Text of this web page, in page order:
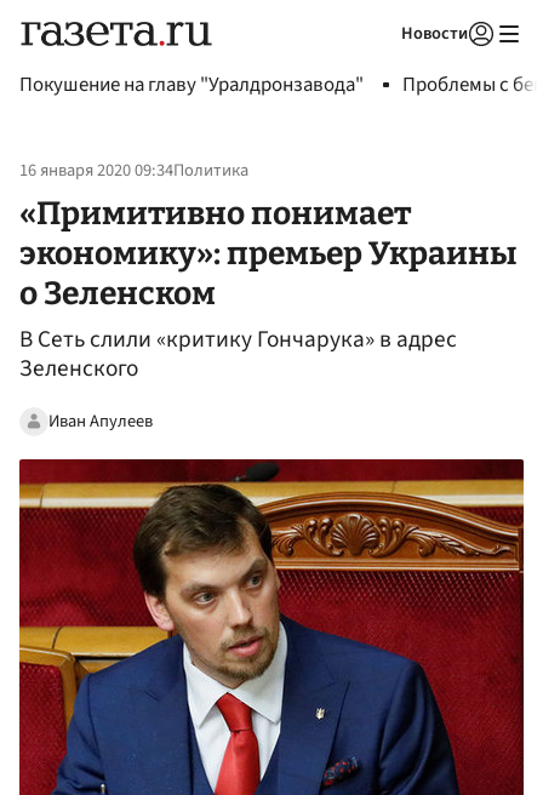
Новости
Покушение на главу "Уралдронзавода" Проблемы с
16 января 2020 09:34Политика
«Примитивно понимает
экономику»: премьер Украины
о Зеленском
В Сеть слили «критику Гончарука» в адрес
Зеленского
Иван Апулеев